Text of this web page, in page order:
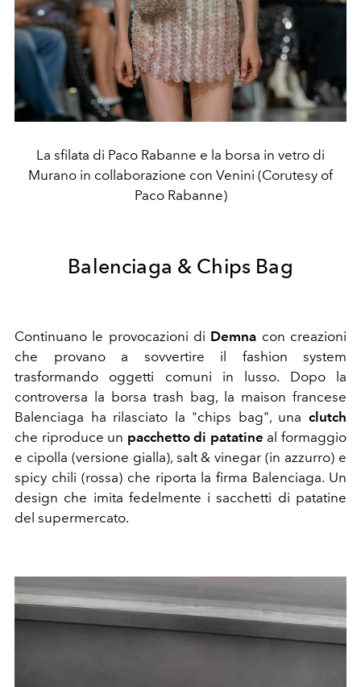
La sfilata di Paco Rabanne e la borsa in vetro di
Murano in collaborazione con Venini (Corutesy of
Paco Rabanne)
Balenciaga & Chips Bag
Continuano le provocazioni di Demna con creazioni
che provano a sovvertire il fashion system
trasformando oggetti comuni in lusso. Dopo la
controversa la borsa trash bag, la maison francese
Balenciaga ha rilasciato la "chips bag", una clutch
che riproduce un pacchetto di patatine al formaggio
e cipolla (versione gialla), salt & vinegar (in azzurro) e
spicy chili (rossa) che riporta la firma Balenciaga. Un
design che imita fedelmente i sacchetti di patatine
del supermercato.